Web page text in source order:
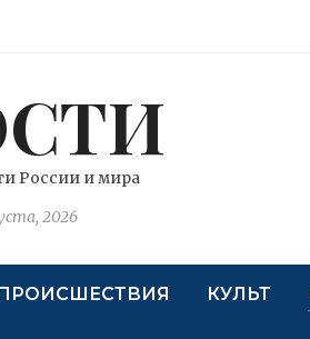
России и мира
2026
КУЛЬТ